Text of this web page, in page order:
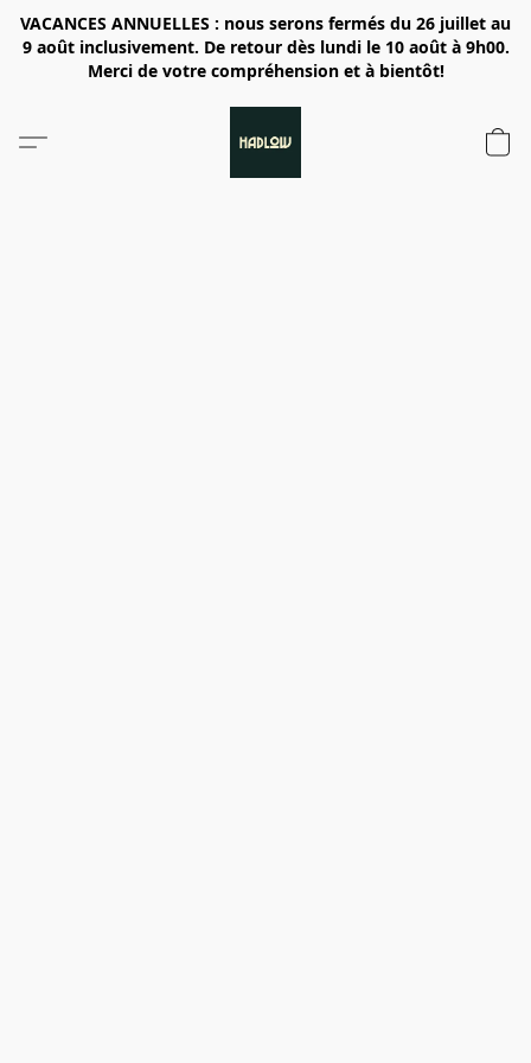
VACANCES ANNUELLES : nous serons fermés du 26 juillet au
9 août inclusivement. De retour dès lundi le 10 août à 9h00.
Merci de votre compréhension et à bientôt!